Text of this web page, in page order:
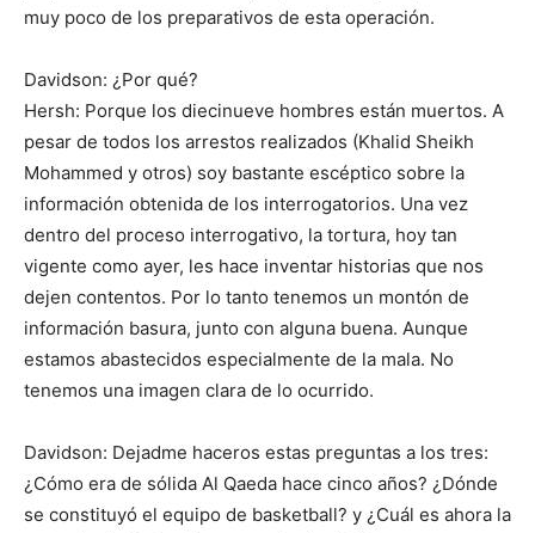
muy poco de los preparativos de esta operación.
Davidson: ¿Por qué?
Hersh: Porque los diecinueve hombres están muertos. A
pesar de todos los arrestos realizados (Khalid Sheikh
Mohammed y otros) soy bastante escéptico sobre la
información obtenida de los interrogatorios. Una vez
dentro del proceso interrogativo, la tortura, hoy tan
vigente como ayer, les hace inventar historias que nos
dejen contentos. Por lo tanto tenemos un montón de
información basura, junto con alguna buena. Aunque
estamos abastecidos especialmente de la mala. No
tenemos una imagen clara de lo ocurrido.
Davidson: Dejadme haceros estas preguntas a los tres:
¿Cómo era de sólida Al Qaeda hace cinco años? ¿Dónde
se constituyó el equipo de basketball? y ¿Cuál es ahora la